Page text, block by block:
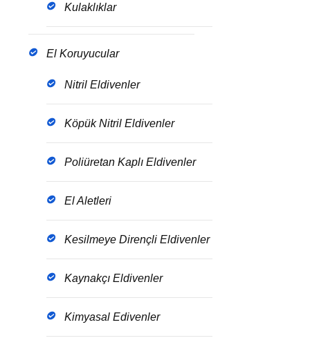
Kulaklıklar
El Koruyucular
Nitril Eldivenler
Köpük Nitril Eldivenler
Poliüretan Kaplı Eldivenler
El Aletleri
Kesilmeye Dirençli Eldivenler
Kaynakçı Eldivenler
Kimyasal Edivenler